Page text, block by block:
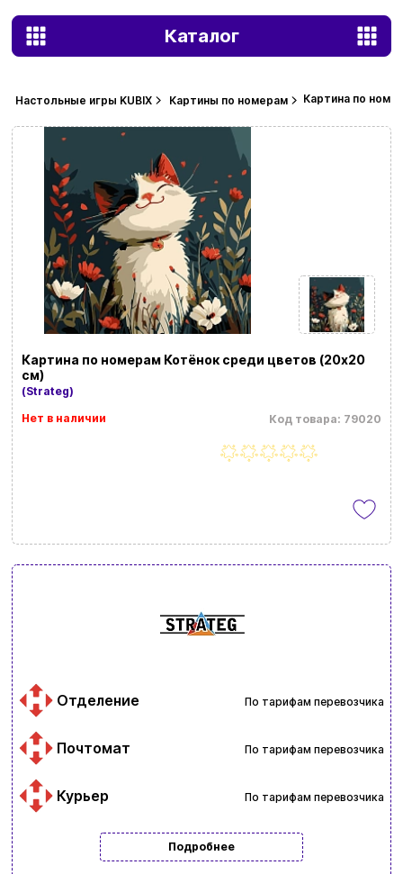
Каталог
Настольные игры KUBIX Картины по номерам Картина по
Картина по номерам Котёнок среди цветов (20х20
см)
(Strateg)
Код товара: 79020
Нет в наличии
Отделение По тарифам перевозчика
Почтомат По тарифам перевозчика
Курьер По тарифам перевозчика
Подробнее